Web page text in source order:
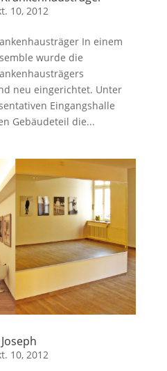
10, 2012
In einem
wurde die
neu eingerichtet. Unter
Eingangshalle
Gebäudeteil die...
10, 2012